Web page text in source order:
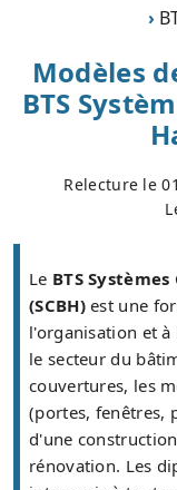
Modèles
BTS
Relecture le
Le BTS
(SCBH)est une
l'organisation et à
le secteur du
couvertures, les
(portes, fenêtres,
d'une
rénovation. Les